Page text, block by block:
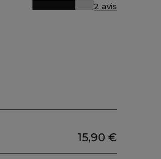
2 avis
15,90 €